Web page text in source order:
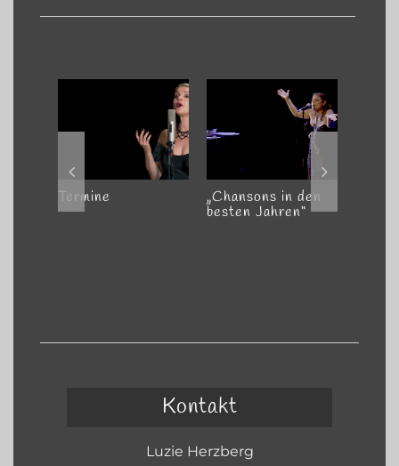
Termine
„Chansons in den
besten Jahren“
Kontakt
Luzie Herzberg